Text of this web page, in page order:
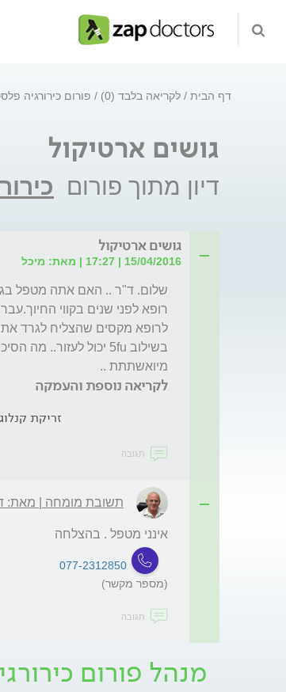
דף הבית לקריאה בלבד (0) פורום כירורגיה
גושים ארטיקול
דיון מתוך פורום
גושים ארטיקול
15/04/2016 | 17:27 | מאת: מיכל
מיואשתתת ..
לקריאה נוספת והעמקה
זריקת קנלוג
תגובה
תשובת מומחה | מאת:
אינני מטפל . בהצלחה
077-2312850
(מספר מקשר)
תגובה
מנהל פורום